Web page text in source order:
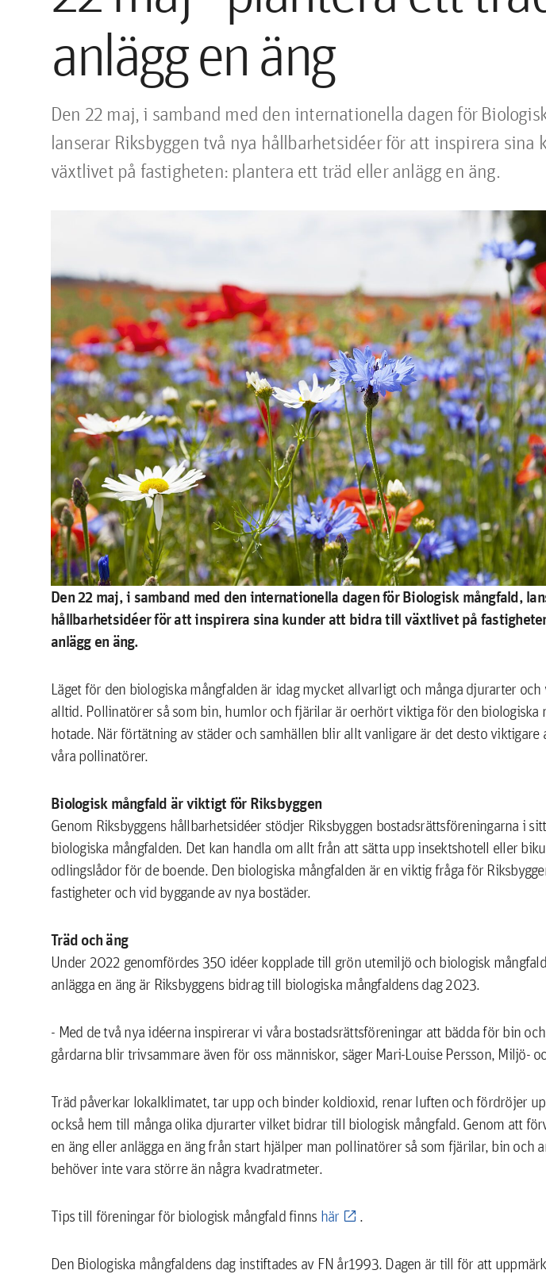
anlägg en äng
Den 22 maj, i samband med den internationella dagen för
lanserar Riksbyggen två nya hållbarhetsidéer för att inspirera
växtlivet på fastigheten: plantera ett träd eller anlägg en äng.
Den 22 maj, i samband med den internationella dagen för Biologisk mångfald,
hållbarhetsidéer för att inspirera sina kunder att bidra till växtlivet på
anlägg en äng.
Läget för den biologiska mångfalden är idag mycket allvarligt och många djurarter
alltid. Pollinatörer så som bin, humlor och fjärilar är oerhört viktiga för den biologiska
hotade. När förtätning av städer och samhällen blir allt vanligare är det desto
våra pollinatörer.
Biologisk mångfald är viktigt för Riksbyggen
Genom Riksbyggens hållbarhetsidéer stödjer Riksbyggen bostadsrättsföreningarna i
biologiska mångfalden. Det kan handla om allt från att sätta upp insektshotell eller
odlingslådor för de boende. Den biologiska mångfalden är en viktig fråga för
fastigheter och vid byggande av nya bostäder.
Träd och äng
Under 2022 genomfördes 350 idéer kopplade till grön utemiljö och biologisk
anlägga en äng är Riksbyggens bidrag till biologiska mångfaldens dag 2023.
- Med de två nya idéerna inspirerar vi våra bostadsrättsföreningar att bädda för bin
gårdarna blir trivsammare även för oss människor, säger Mari-Louise Persson, Miljö-
Träd påverkar lokalklimatet, tar upp och binder koldioxid, renar luften och fördröjer
också hem till många olika djurarter vilket bidrar till biologisk mångfald. Genom att
en äng eller anlägga en äng från start hjälper man pollinatörer så som fjärilar, bin och
behöver inte vara större än några kvadratmeter.
Tips till föreningar för biologisk mångfald finns här .
Den Biologiska mångfaldens dag instiftades av FN år1993. Dagen är till för att